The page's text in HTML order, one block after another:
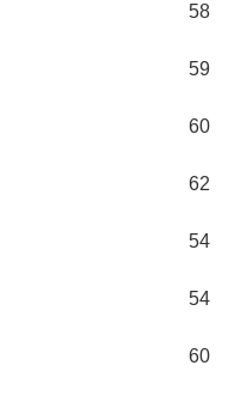
58
59
60
62
54
54
60